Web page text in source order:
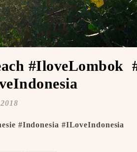
#IloveLombok
#Indonesia #ILoveIndonesia